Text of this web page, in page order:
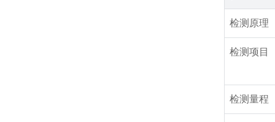
检测原理
检测项目
检测量程